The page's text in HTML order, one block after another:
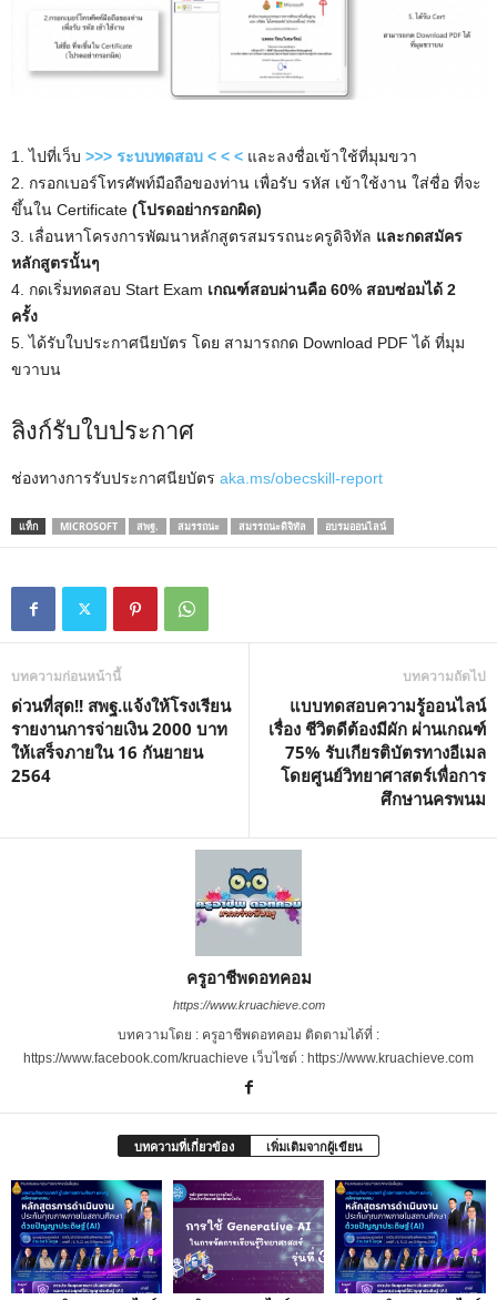
1. ไปที่เว็บ >>> ระบบทดสอบ < < < และลงชื่อเข้าใช้ที่มุมขวา
2. กรอกเบอร์โทรศัพท์มือถือของท่าน เพื่อรับ รหัส เข้าใช้งาน ใส่ชื่อ ที่จะ
ขึ้นใน Certificate (โปรดอย่ากรอกผิด)
3. เลื่อนหาโครงการพัฒนาหลักสูตรสมรรถนะครูดิจิทัล และกดสมัคร
หลักสูตรนั้นๆ
4. กดเริ่มทดสอบ Start Exam เกณฑ์สอบผ่านคือ 60% สอบซ่อมได้ 2
ครั้ง
5. ได้รับใบประกาศนียบัตร โดย สามารถกด Download PDF ได้ ที่มุม
ขวาบน
ลิงก์รับใบประกาศ
ช่องทางการรับประกาศนียบัตร aka.ms/obecskill-report
แท็ก MICROSOFT สพฐ. สมรรถนะ สมรรถนะดิจิทัล อบรมออนไลน์
บทความก่อนหน้านี้
ด่วนที่สุด!! สพฐ.แจ้งให้โรงเรียน
รายงานการจ่ายเงิน 2000 บาท
ให้เสร็จภายใน 16 กันยายน
2564
บทความถัดไป
แบบทดสอบความรู้ออนไลน์
เรื่อง ชีวิตดีต้องมีผัก ผ่านเกณฑ์
75% รับเกียรติบัตรทางอีเมล
โดยศูนย์วิทยาศาสตร์เพื่อการ
ศึกษานครพนม
ครูอาชีพดอทคอม
https://www.kruachieve.com
บทความโดย : ครูอาชีพดอทคอม ติดตามได้ที่ :
https://www.facebook.com/kruachieve เว็บไซต์ : https://www.kruachieve.com
บทความที่เกี่ยวข้อง เพิ่มเติมจากผู้เขียน